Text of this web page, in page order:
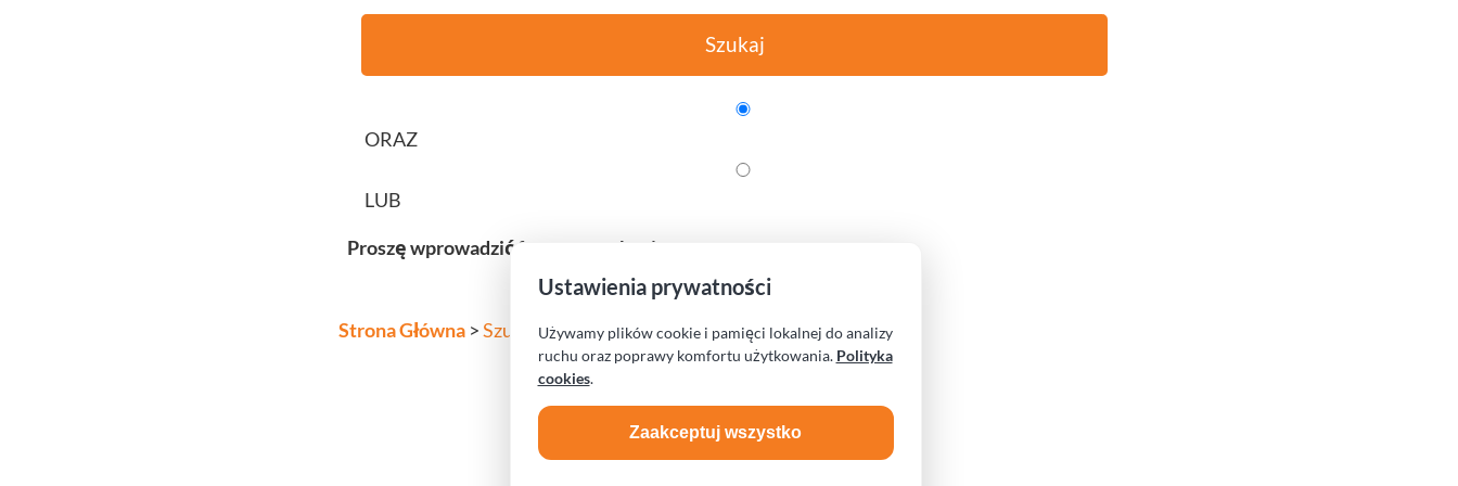
Szukaj
ORAZ
LUB
Proszę wprowadzić frazę wyszukania
Strona Główna >Szukaj na stronie
Ustawienia prywatności
Używamy plików cookie i pamięci lokalnej do analizy
ruchu oraz poprawy komfortu użytkowania. Polityka
cookies.
Zaakceptuj wszystko